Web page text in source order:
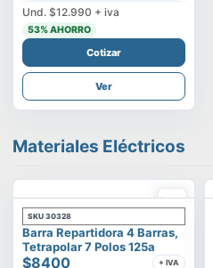
Und. $12.990 + iva
53% AHORRO
Cotizar
Ver
Materiales Eléctricos
SKU 30328
Barra Repartidora 4 Barras,
Tetrapolar 7 Polos 125a
$8400 + IVA